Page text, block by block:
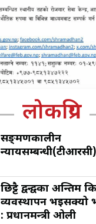
लोकप्रिय
सङ्क्रमणकालीन
छिट्टै द्वन्द्वका अन्तिम
व्यवस्थापन भइसक्यो
: प्रधानमन्त्री ओली